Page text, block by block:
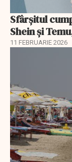
Sfârșitul
Shein și
11 FEBRUARIE 2026